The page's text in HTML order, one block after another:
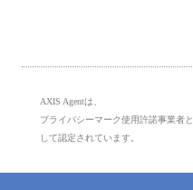
AXIS Agentは、
プライバシーマーク使用許諾事業者と
して認定されています。